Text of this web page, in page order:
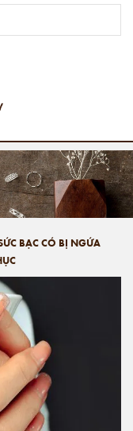
BẠC CÓ BỊ NGỨA